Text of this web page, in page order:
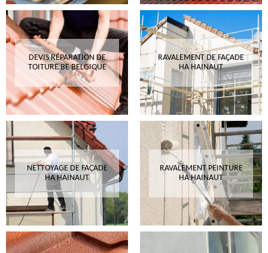
DEVIS RÉPARATION DE
TOITURE BE BELGIQUE
RAVALEMENT DE FAÇADE
HA HAINAUT
NETTOYAGE DE FAÇADE
HA HAINAUT
RAVALEMENT PEINTURE
HA HAINAUT